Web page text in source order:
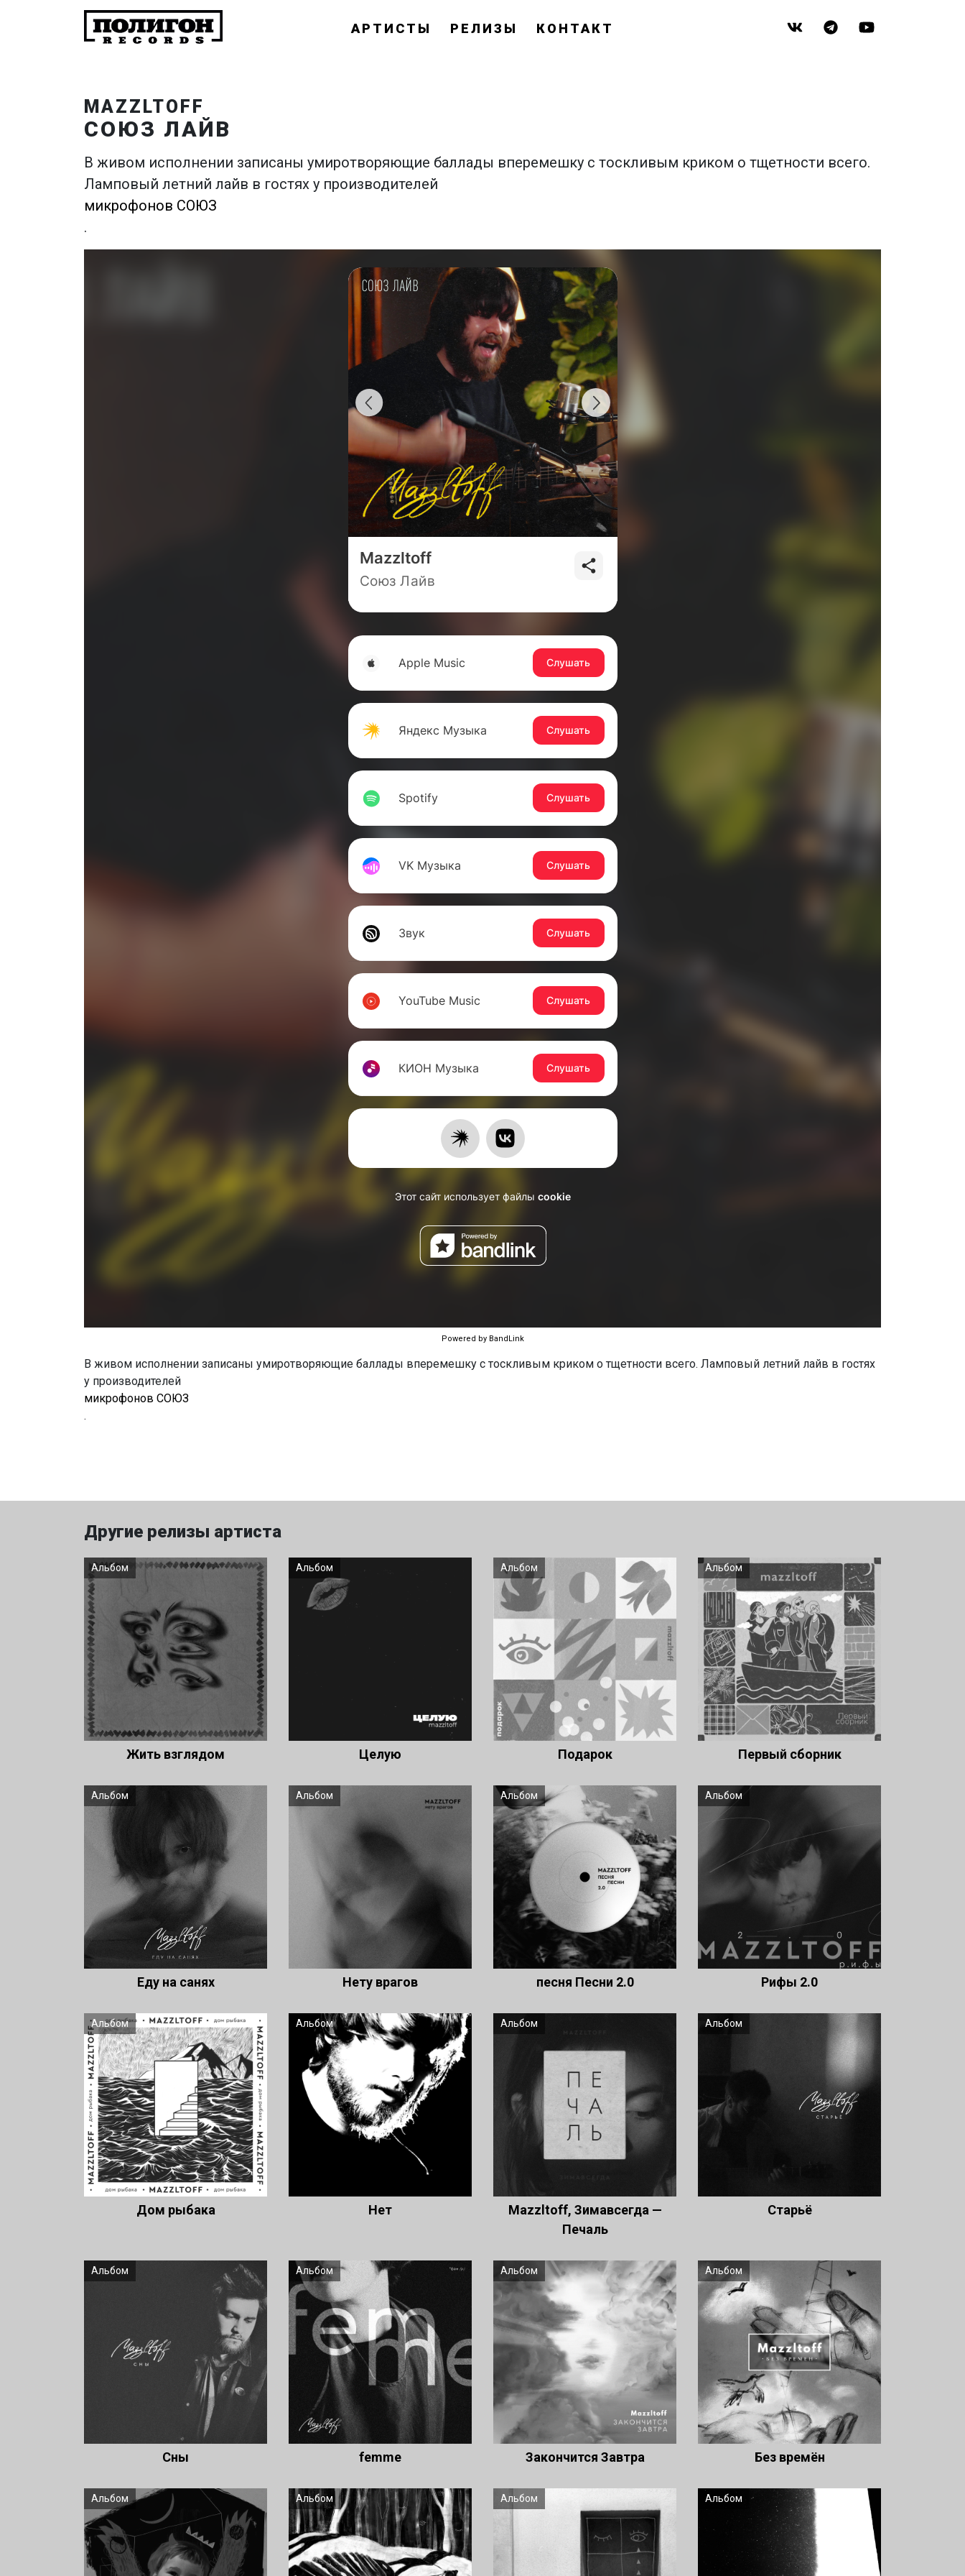
АРТИСТЫ РЕЛИЗЫ КОНТАКТ
MAZZLTOFF
СОЮЗ ЛАЙВ
В живом исполнении записаны умиротворяющие баллады вперемешку с тоскливым криком о тщетности всего.
Ламповый летний лайв в гостях у производителей
микрофонов СОЮЗ
.
Powered by BandLink
В живом исполнении записаны умиротворяющие баллады вперемешку с тоскливым криком о тщетности всего. Ламповый летний лайв в гостях
у производителей
микрофонов СОЮЗ
.
Другие релизы артиста
Альбом
Жить взглядом
Альбом
Целую
Альбом
Подарок
Альбом
Первый сборник
Альбом
Еду на санях
Альбом
Нету врагов
Альбом
песня Песни 2.0
Альбом
Рифы 2.0
Альбом
Дом рыбака
Альбом
Нет
Альбом
Mazzltoff, Зимавсегда —
Печаль
Альбом
Старьё
Альбом
Сны
Альбом
femme
Альбом
Закончится Завтра
Альбом
Без времён
Альбом Альбом Альбом Альбом